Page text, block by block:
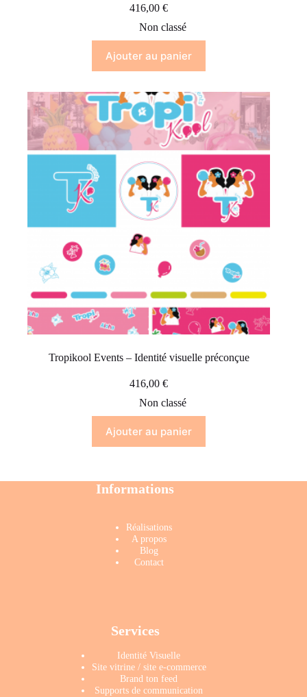
416,00€
Non classé
Ajouter au panier
Tropikool Events – Identité visuelle préconçue
416,00€
Non classé
Ajouter au panier
Informations
Réalisations
A propos
Blog
Contact
Services
Identité Visuelle
Site vitrine/ site e-commerce
Brand ton feed
Supports de communication